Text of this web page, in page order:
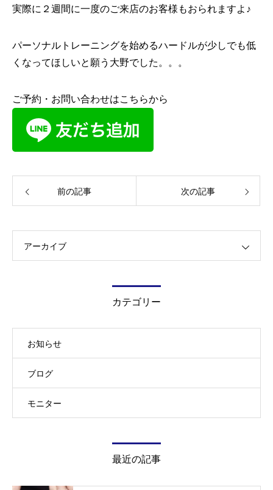
実際に２週間に一度のご来店のお客様もおられますよ♪
パーソナルトレーニングを始めるハードルが少しでも低
くなってほしいと願う大野でした。。。
ご予約・お問い合わせはこちらから
前の記事 次の記事
アーカイブ
カテゴリー
お知らせ
ブログ
モニター
最近の記事